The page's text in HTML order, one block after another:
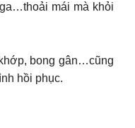
mái mà khỏi
bong gân…cũng
hồi phục.